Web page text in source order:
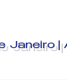
Janeiro |